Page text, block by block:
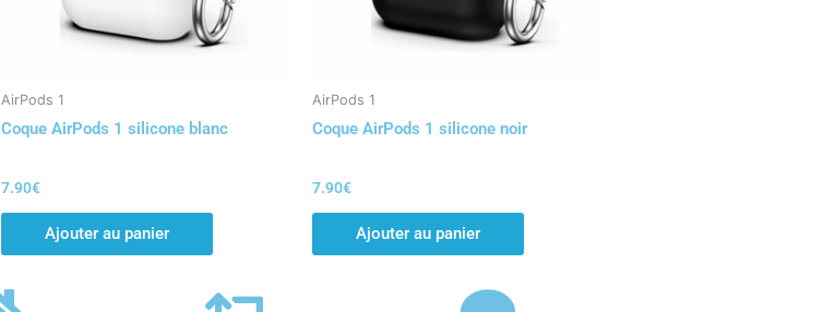
AirPods 1
Coque AirPods 1 silicone blanc
7.90€
Ajouter au panier
AirPods 1
Coque AirPods 1 silicone noir
7.90€
Ajouter au panier